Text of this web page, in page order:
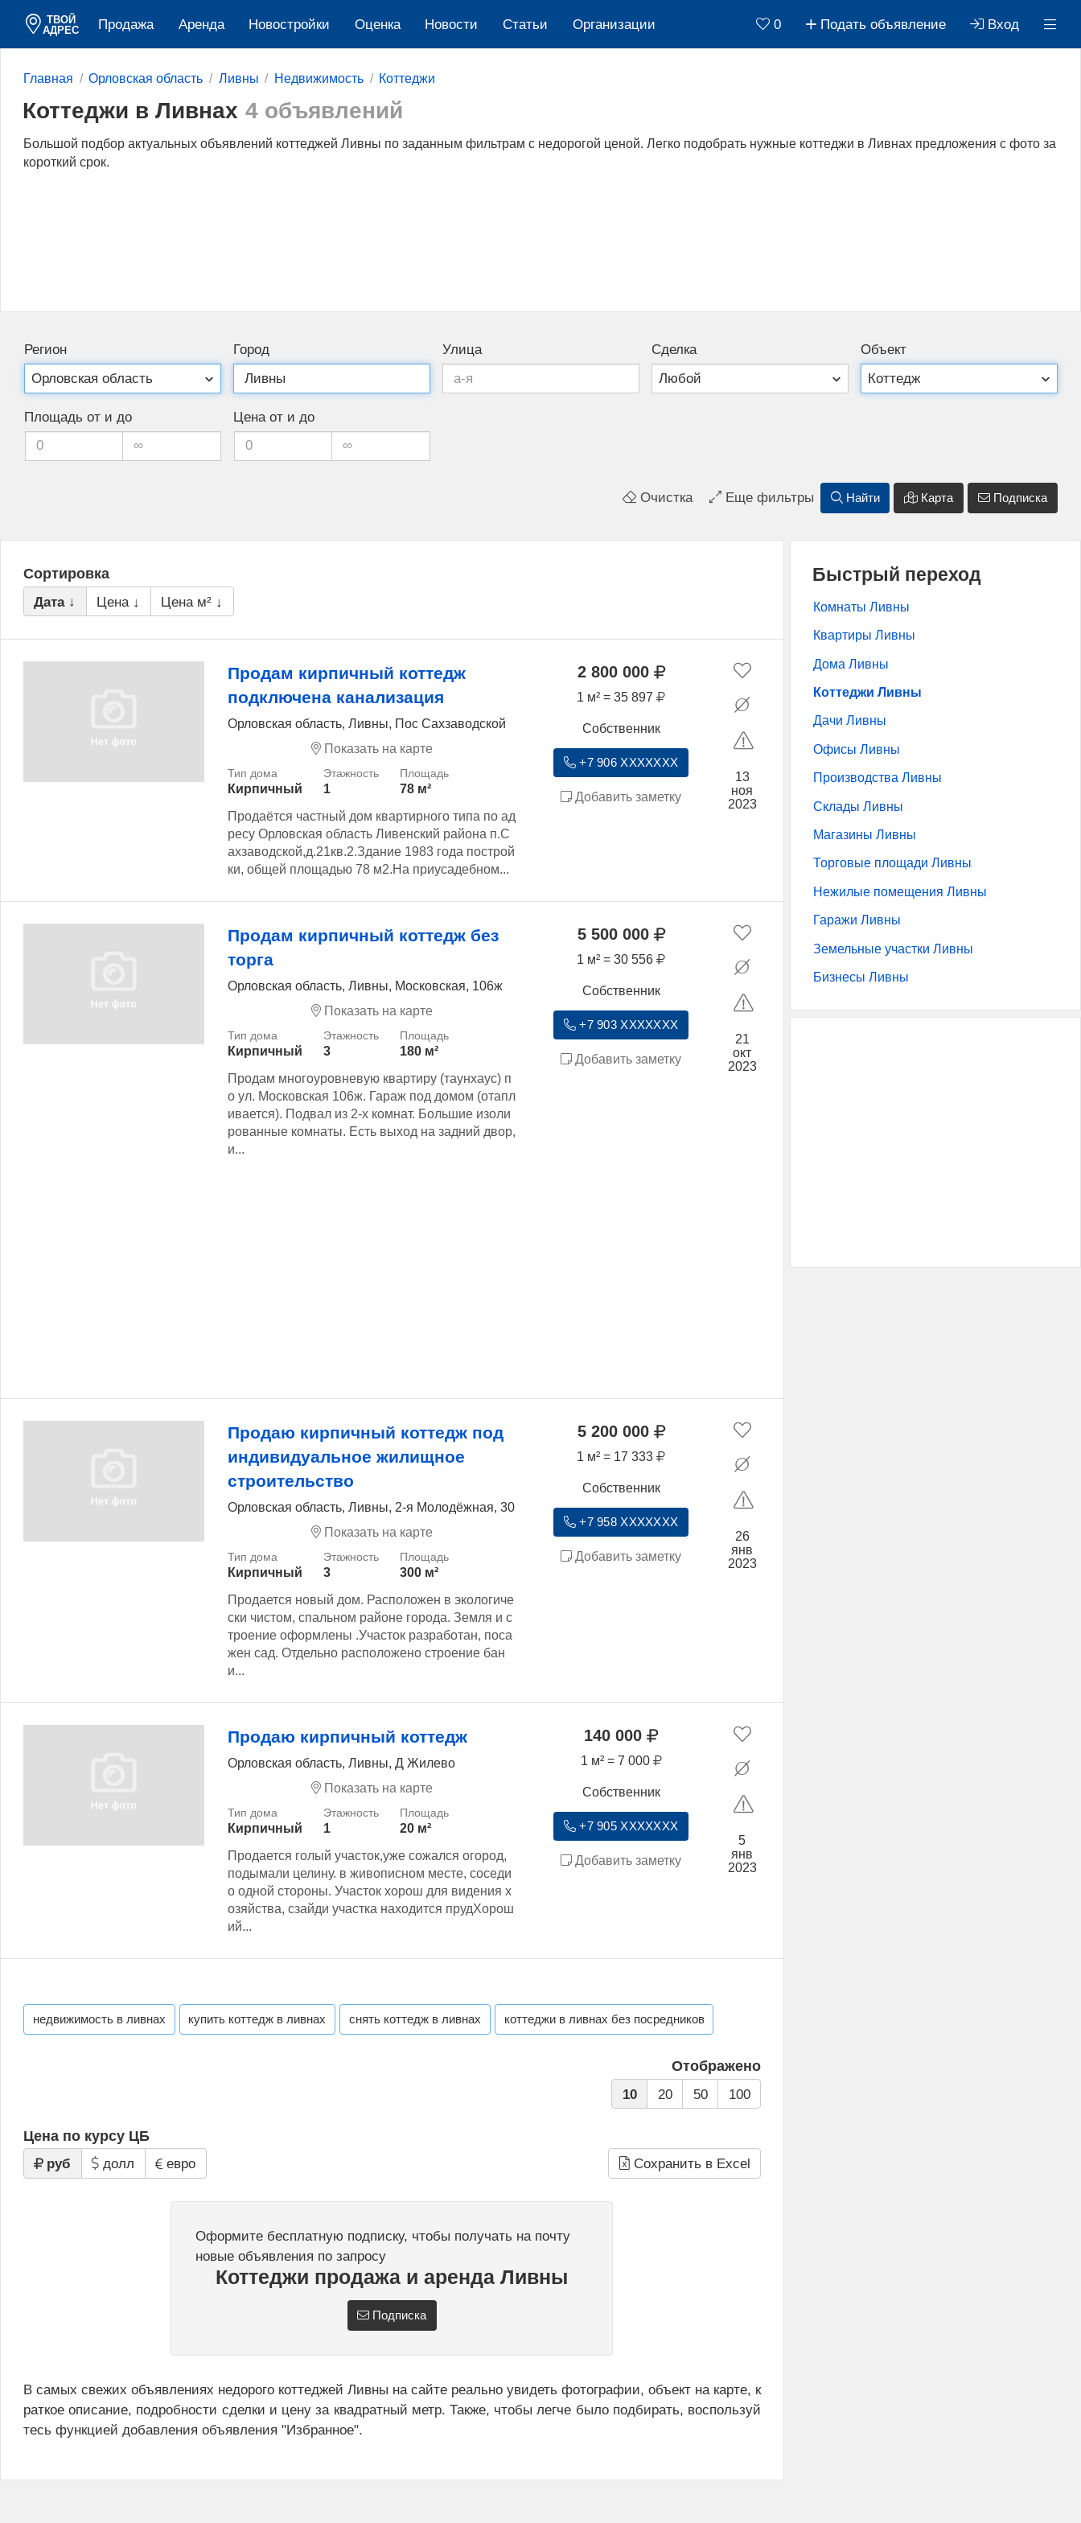
ТВОЙ
АДРЕС
Продажа Аренда Новостройки Оценка Новости Cтатьи Организации 0 Подать объявление Вход
Главная Орловская область Ливны Недвижимость Коттеджи
Коттеджи в Ливнах 4 объявлений
Большой подбор актуальных объявлений коттеджей Ливны по заданным фильтрам c недорогой ценой. Легко подобрать нужные коттеджи в Ливнах предложения с фото за
короткий срок.
Регион Город Улица Сделка Объект
Площадь от и до Цена от и до
Очистка Еще фильтры Найти Карта Подписка
Сортировка
Дата ↓ Цена ↓ Цена м² ↓
Продам кирпичный коттедж
подключена канализация
Орловская область, Ливны, Пос Сахзаводской
Показать на карте
Кирпичный 1
78 м²
Продаётся частный дом квартирного типа по ад
ресу Орловская область Ливенский района п.С
ахзаводской,д.21кв.2.Здание 1983 года построй
ки, общей площадью 78 м2.На приусадебном...
2 800 000
1 м² = 35 897
Собственник
+7 906 XXXXXXX
Добавить заметку
13
ноя
2023
Продам кирпичный коттедж без
торга
Орловская область, Ливны, Московская, 106ж
Показать на карте
Кирпичный 3
180 м²
Продам многоуровневую квартиру (таунхаус) п
о ул. Московская 106ж. Гараж под домом (отапл
ивается). Подвал из 2-х комнат. Большие изоли
рованные комнаты. Есть выход на задний двор,
и...
5 500 000
1 м² = 30 556
Собственник
+7 903 XXXXXXX
Добавить заметку
21
окт
2023
Продаю кирпичный коттедж под
индивидуальное жилищное
строительство
Орловская область, Ливны, 2-я Молодёжная, 30
Показать на карте
Кирпичный 3
300 м²
Продается новый дом. Расположен в экологиче
ски чистом, спальном районе города. Земля и с
троение оформлены .Участок разработан, поса
жен сад. Отдельно расположено строение бан
и...
5 200 000
1 м² = 17 333
Собственник
+7 958 XXXXXXX
Добавить заметку
26
янв
2023
Продаю кирпичный коттедж
Орловская область, Ливны, Д Жилево
Показать на карте
Кирпичный 1
20 м²
Продается голый участок,уже сожался огород,
подымали целину. в живописном месте, соседи
о одной стороны. Участок хорош для видения х
озяйства, сзайди участка находится прудХорош
ий...
140 000
1 м² = 7 000
Собственник
+7 905 XXXXXXX
Добавить заметку
5
янв
2023
недвижимость в ливнах купить коттедж в ливнах снять коттедж в ливнах коттеджи в ливнах без посредников
Отображено
10 20 50 100
Цена по курсу ЦБ
руб долл евро Сохранить в Excel
Оформите бесплатную подписку, чтобы получать на почту
новые объявления по запросу
Коттеджи продажа и аренда Ливны
Подписка
В самых свежих объявлениях недорого коттеджей Ливны на сайте реально увидеть фотографии, объект на карте, к
раткое описание, подробности сделки и цену за квадратный метр. Также, чтобы легче было подбирать, воспользуй
тесь функцией добавления объявления "Избранное".
Быстрый переход
Комнаты Ливны
Квартиры Ливны
Дома Ливны
Коттеджи Ливны
Дачи Ливны
Офисы Ливны
Производства Ливны
Склады Ливны
Магазины Ливны
Торговые площади Ливны
Нежилые помещения Ливны
Гаражи Ливны
Земельные участки Ливны
Бизнесы Ливны